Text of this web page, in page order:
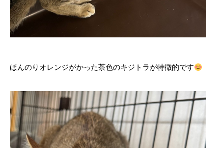
ほんのりオレンジがかった茶色のキジトラが特徴的です